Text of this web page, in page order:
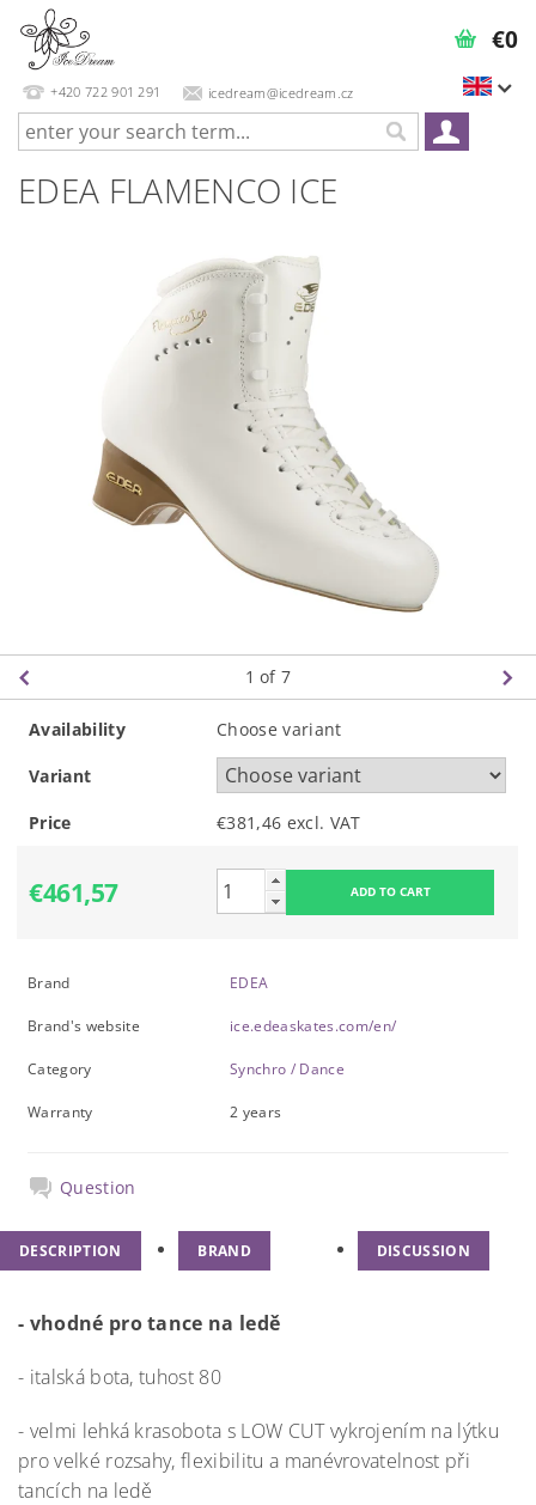
+420 722 901 291 icedream@icedream.cz
€0
EDEA FLAMENCO ICE
1 of 7
Availability Choose variant
Variant
Price €381,46 excl. VAT
€461,57
Brand EDEA
Brand's website ice.edeaskates.com/en/
Category Synchro / Dance
Warranty 2 years
Question
DESCRIPTION BRAND DISCUSSION
- vhodné pro tance na ledě
- italská bota, tuhost 80
- velmi lehká krasobota s LOW CUT vykrojením na lýtku
pro velké rozsahy, flexibilitu a manévrovatelnost při
tancích na ledě